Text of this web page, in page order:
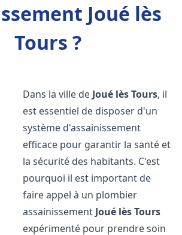
Joué lès
Tours ?
Dans la ville de Joué lès Tours, il
est essentiel de disposer d'un
système d'assainissement
efficace pour garantir la santé et
la sécurité des habitants. C'est
pourquoi il est important de
faire appel à un plombier
assainissement Joué lès Tours
expérimenté pour prendre soin